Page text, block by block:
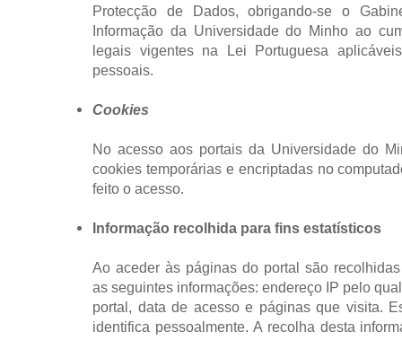
Protecção de Dados, obrigando-se o
Informação da Universidade do Minho ao
legais vigentes na Lei Portuguesa
pessoais.
Cookies
No acesso aos portais da Universidade do
cookies temporárias e encriptadas no
feito o acesso.
Informação recolhida para fins estatísticos
Ao aceder às páginas do portal são
as seguintes informações: endereço IP pelo
portal, data de acesso e páginas que visita.
identifica pessoalmente. A recolha desta